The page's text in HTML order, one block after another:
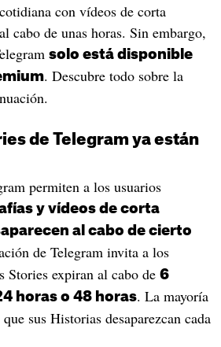
con vídeos de corta
cabo de unas horas. Sin embargo,
solo está disponible
. Descubre todo sobre la
de Telegram ya están
permiten a los usuarios
y vídeos de corta
al cabo de cierto
de Telegram invita a los
Stories expiran al cabo de 6
horas o 48 horas. La mayoría
sus Historias desaparezcan cada